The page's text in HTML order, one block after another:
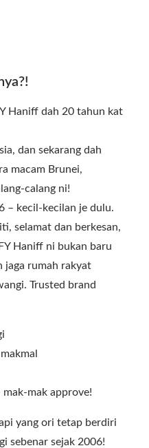
Haniff dah 20 tahun kat
dan sekarang dah
macam Brunei,
calang ni!
– kecil-kecilan je dulu.
selamat dan berkesan,
Haniff ni bukan baru
jaga rumah rakyat
Trusted brand
mak-mak approve!
yang ori tetap berdiri
sebenar sejak 2006!